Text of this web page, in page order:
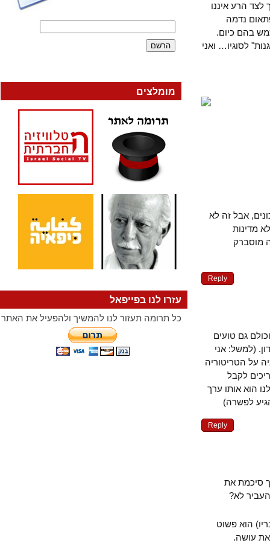
הרע איננו
נדמה
בהם כיום.
לסוגיו… ואני
אבל זה לא
Reply
גם טועים
אני
הטריטוריה
לקבל
אותו ערך
לפשרה)
Reply
את
לא?
הוא פשוט
מומלצים
עזרו לנו בפייפאל
כל תרומה תעזור לנו להמשיך ולהפעיל את האתר